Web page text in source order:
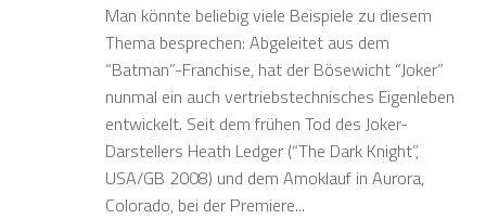
Man könnte beliebig viele Beispiele zu diesem
Thema besprechen: Abgeleitet aus dem
“Batman”-Franchise, hat der Bösewicht “Joker”
nunmal ein auch vertriebstechnisches Eigenleben
entwickelt. Seit dem frühen Tod des Joker-
Darstellers Heath Ledger (“The Dark Knight”,
USA/GB 2008) und dem Amoklauf in Aurora,
Colorado, bei der Premiere...